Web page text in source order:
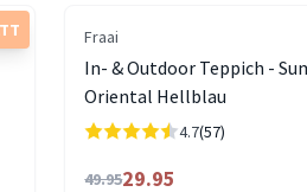
Fraai
In- & Outdoor Teppich -
Oriental Hellblau
4.7(57)
49.9529.95